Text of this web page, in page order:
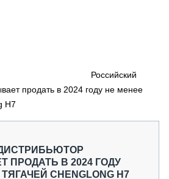
ТЕХНИКИ
Российский
продать в 2024 году не менее
H7
ПРОДАТЬ В 2024 ГОДУ
CHENGLONG H7